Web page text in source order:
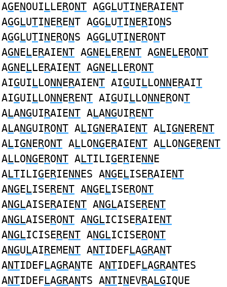
AGENOUILLERONT AGGLUTINERAIENT
AGGLUTINERENT AGGLUTINERIONS
AGGLUTINERONS AGGLUTINERONT
AGNELERAIENT AGNELERENT AGNELERONT
AGNELLERAIENT AGNELLERONT
AIGUILLONNERAIENT AIGUILLONNERAIT
AIGUILLONNERENT AIGUILLONNERONT
ALANGUIRAIENT ALANGUIRENT
ALANGUIRONT ALIGNERAIENT ALIGNERENT
ALIGNERONT ALLONGERAIENT ALLONGERENT
ALLONGERONT ALTILIGERIENNE
ALTILIGERIENNES ANGELISERAIENT
ANGELISERENT ANGELISERONT
ANGLAISERAIENT ANGLAISERENT
ANGLAISERONT ANGLICISERAIENT
ANGLICISERENT ANGLICISERONT
ANGULAIREMENT ANTIDEFLAGRANT
ANTIDEFLAGRANTE ANTIDEFLAGRANTES
ANTIDEFLAGRANTS ANTINEVRALGIQUE